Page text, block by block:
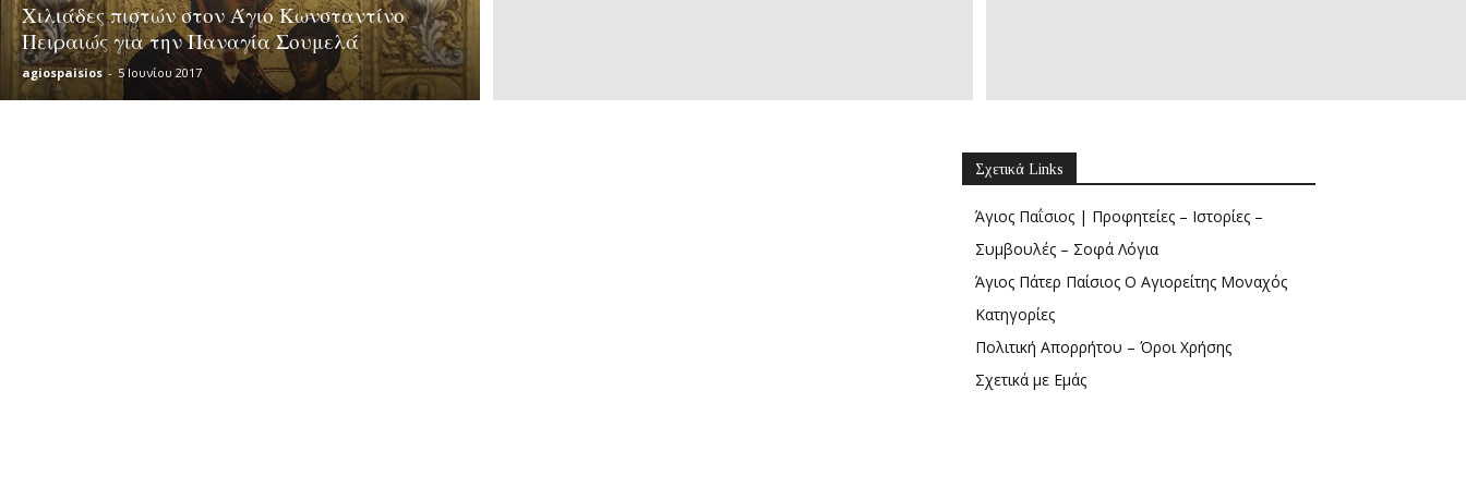
Χιλιάδες πιστών στον Άγιο Κωνσταντίνο
Πειραιώς για την Παναγία Σουμελά
agiospaisios - 5 Ιουνίου 2017
Σχετικά Links
Άγιος Παΐσιος | Προφητείες – Ιστορίες –
Συμβουλές – Σοφά Λόγια
Άγιος Πάτερ Παίσιος Ο Αγιορείτης Μοναχός
Κατηγορίες
Πολιτική Απορρήτου – Όροι Χρήσης
Σχετικά με Εμάς